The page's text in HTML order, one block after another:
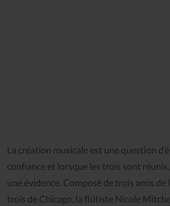
La création musicale est une question
confiance et lorsque les trois sont
une évidence. Composé de trois amis de
trois de Chicago, la flûtiste Nicole